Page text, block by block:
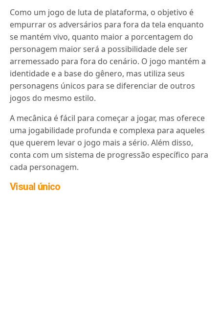
Como um jogo de luta de plataforma, o objetivo é
empurrar os adversários para fora da tela enquanto
se mantém vivo, quanto maior a porcentagem do
personagem maior será a possibilidade dele ser
arremessado para fora do cenário. O jogo mantém a
identidade e a base do gênero, mas utiliza seus
personagens únicos para se diferenciar de outros
jogos do mesmo estilo.
A mecânica é fácil para começar a jogar, mas oferece
uma jogabilidade profunda e complexa para aqueles
que querem levar o jogo mais a sério. Além disso,
conta com um sistema de progressão específico para
cada personagem.
Visual único